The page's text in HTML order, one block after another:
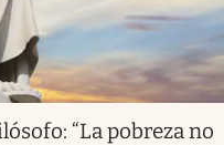
“La pobreza no